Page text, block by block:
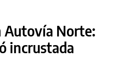
Autovía Norte:
incrustada